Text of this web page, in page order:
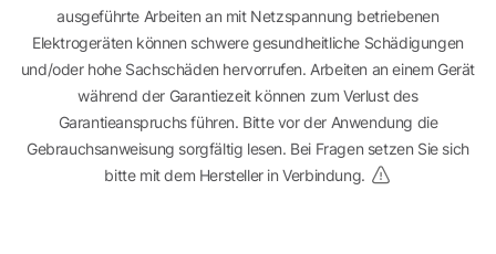
ausgeführte Arbeiten an mit Netzspannung betriebenen
Elektrogeräten können schwere gesundheitliche Schädigungen
und/oder hohe Sachschäden hervorrufen. Arbeiten an einem Gerät
während der Garantiezeit können zum Verlust des
Garantieanspruchs führen. Bitte vor der Anwendung die
Gebrauchsanweisung sorgfältig lesen. Bei Fragen setzen Sie sich
bitte mit dem Hersteller in Verbindung.